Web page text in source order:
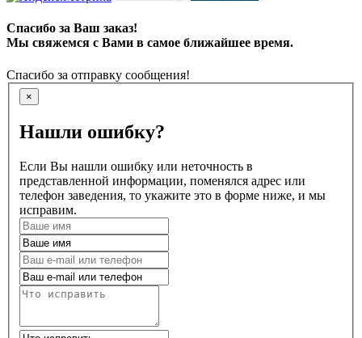
Спасибо за Ваш заказ!
Мы свяжемся с Вами в самое ближайшее время.
Спасибо за отправку сообщения!
×
Нашли ошибку?
Если Вы нашли ошибку или неточность в
представленной информации, поменялся адрес или
телефон заведения, то укажите это в форме ниже, и мы
исправим.